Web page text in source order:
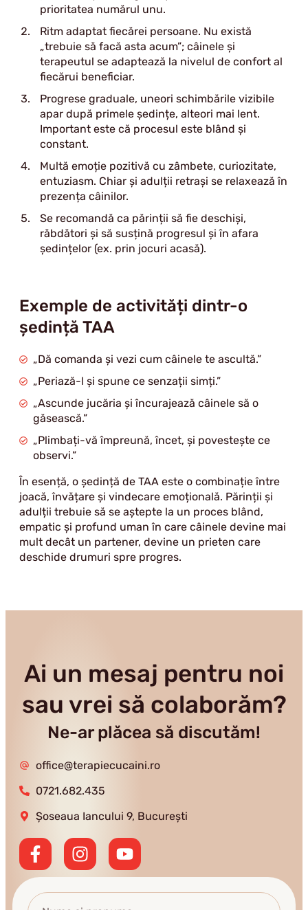
prioritatea numărul unu.
Ritm adaptat fiecărei persoane. Nu există
„trebuie să facă asta acum”; câinele și
terapeutul se adaptează la nivelul de confort al
fiecărui beneficiar.
Progrese graduale, uneori schimbările vizibile
apar după primele ședințe, alteori mai lent.
Important este că procesul este blând și
constant.
Multă emoție pozitivă cu zâmbete, curiozitate,
entuziasm. Chiar și adulții retrași se relaxează în
prezența câinilor.
Se recomandă ca părinții să fie deschiși,
răbdători și să susțină progresul și în afara
ședințelor (ex. prin jocuri acasă).
Exemple de activități dintr-o
ședință TAA
„Dă comanda și vezi cum câinele te ascultă.”
„Periază-l și spune ce senzații simți.”
„Ascunde jucăria și încurajează câinele să o
găsească.”
„Plimbați-vă împreună, încet, și povestește ce
observi.”
În esență, o ședință de TAA este o combinație între
joacă, învățare și vindecare emoțională. Părinții și
adulții trebuie să se aștepte la un proces blând,
empatic și profund uman în care câinele devine mai
mult decât un partener, devine un prieten care
deschide drumuri spre progres.
Ai un mesaj pentru noi
sau vrei să colaborăm?
Ne-ar plăcea să discutăm!
office@terapiecucaini.ro
0721.682.435
Șoseaua Iancului 9, București